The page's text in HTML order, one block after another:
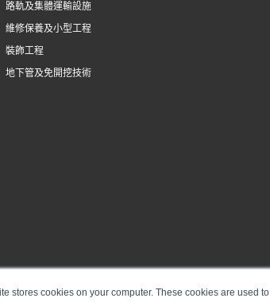
stores cookies on your computer. These cookies are used
路軌及集體運輸設施
維修保養及小型工程
裝飾工程
地下管及免開挖技術